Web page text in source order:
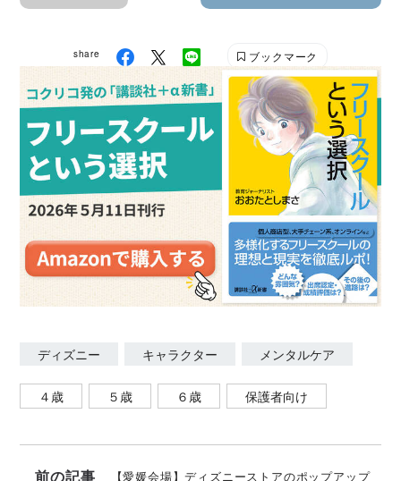
share ブックマーク
ディズニー キャラクター メンタルケア
４歳 ５歳 ６歳 保護者向け
前の記事
【愛媛会場】ディズニーストアのポップアップ